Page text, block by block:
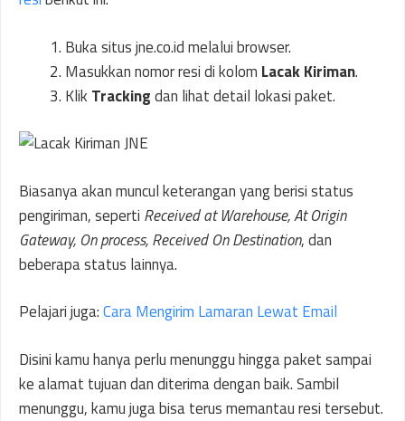
Buka situs jne.co.id melalui browser.
Masukkan nomor resi di kolom Lacak Kiriman.
Klik Trackingdan lihat detail lokasi paket.
Biasanya akan muncul keterangan yang berisi status
pengiriman, seperti Received at Warehouse, At Origin
Gateway, On process, Received On Destination, dan
beberapa status lainnya.
Pelajari juga:Cara Mengirim Lamaran Lewat Email
Disini kamu hanya perlu menunggu hingga paket sampai
ke alamat tujuan dan diterima dengan baik. Sambil
menunggu, kamu juga bisa terus memantau resi tersebut.